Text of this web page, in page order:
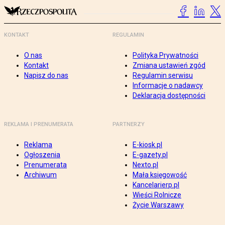
KONTAKT
O nas
Kontakt
Napisz do nas
REGULAMIN
Polityka Prywatności
Zmiana ustawień zgód
Regulamin serwisu
Informacje o nadawcy
Deklaracja dostępności
REKLAMA I PRENUMERATA
Reklama
Ogłoszenia
Prenumerata
Archiwum
PARTNERZY
E-kiosk.pl
E-gazety.pl
Nexto.pl
Mała księgowość
Kancelarierp.pl
Wieści Rolnicze
Życie Warszawy